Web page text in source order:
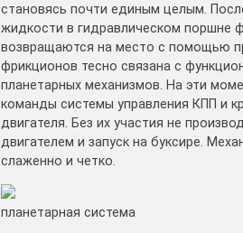
становясь почти единым целым.
жидкости в гидравлическом поршне
возвращаются на место с помощью
фрикционов тесно связана с
планетарных механизмов. На эти
команды системы управления КПП и
двигателя. Без их участия не
двигателем и запуск на буксире.
слаженно и четко.
планетарная система